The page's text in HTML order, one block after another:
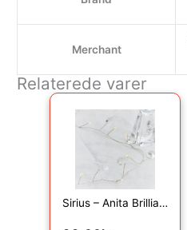
Merchant
Relaterede varer
Sirius – Anita Brilliant, 20LED, Klar, 1,05+25cm